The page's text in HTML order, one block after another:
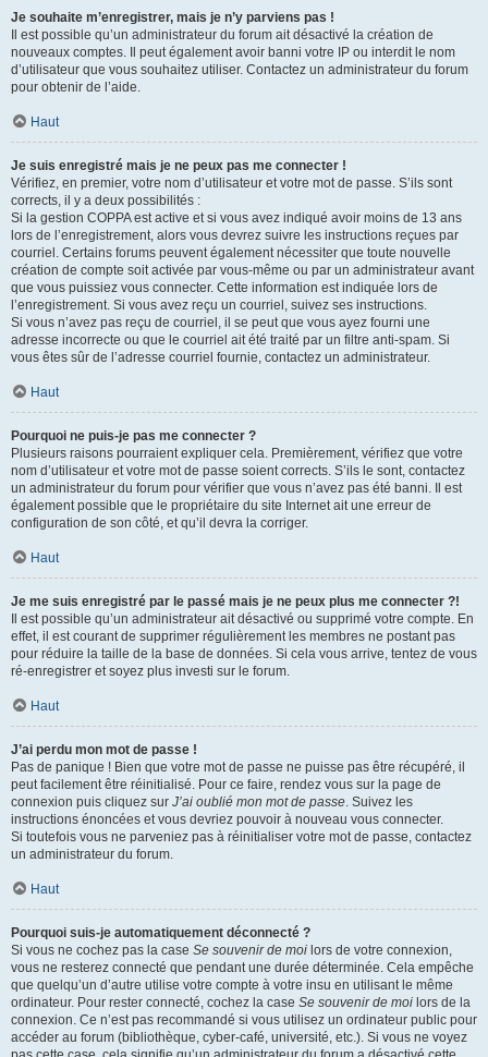
Je souhaite m’enregistrer, mais je n’y parviens pas !
Il est possible qu’un administrateur du forum ait désactivé la création de
nouveaux comptes. Il peut également avoir banni votre IP ou interdit le nom
d’utilisateur que vous souhaitez utiliser. Contactez un administrateur du forum
pour obtenir de l’aide.
Haut
Je suis enregistré mais je ne peux pas me connecter !
Vérifiez, en premier, votre nom d’utilisateur et votre mot de passe. S’ils sont
corrects, il y a deux possibilités :
Si la gestion COPPA est active et si vous avez indiqué avoir moins de 13 ans
lors de l’enregistrement, alors vous devrez suivre les instructions reçues par
courriel. Certains forums peuvent également nécessiter que toute nouvelle
création de compte soit activée par vous-même ou par un administrateur avant
que vous puissiez vous connecter. Cette information est indiquée lors de
l’enregistrement. Si vous avez reçu un courriel, suivez ses instructions.
Si vous n’avez pas reçu de courriel, il se peut que vous ayez fourni une
adresse incorrecte ou que le courriel ait été traité par un filtre anti-spam. Si
vous êtes sûr de l’adresse courriel fournie, contactez un administrateur.
Haut
Pourquoi ne puis-je pas me connecter ?
Plusieurs raisons pourraient expliquer cela. Premièrement, vérifiez que votre
nom d’utilisateur et votre mot de passe soient corrects. S’ils le sont, contactez
un administrateur du forum pour vérifier que vous n’avez pas été banni. Il est
également possible que le propriétaire du site Internet ait une erreur de
configuration de son côté, et qu’il devra la corriger.
Haut
Je me suis enregistré par le passé mais je ne peux plus me connecter ?!
Il est possible qu’un administrateur ait désactivé ou supprimé votre compte. En
effet, il est courant de supprimer régulièrement les membres ne postant pas
pour réduire la taille de la base de données. Si cela vous arrive, tentez de vous
ré-enregistrer et soyez plus investi sur le forum.
Haut
J’ai perdu mon mot de passe !
Pas de panique ! Bien que votre mot de passe ne puisse pas être récupéré, il
peut facilement être réinitialisé. Pour ce faire, rendez vous sur la page de
connexion puis cliquez sur J’ai oublié mon mot de passe. Suivez les
instructions énoncées et vous devriez pouvoir à nouveau vous connecter.
Si toutefois vous ne parveniez pas à réinitialiser votre mot de passe, contactez
un administrateur du forum.
Haut
Pourquoi suis-je automatiquement déconnecté ?
Si vous ne cochez pas la case Se souvenir de moi lors de votre connexion,
vous ne resterez connecté que pendant une durée déterminée. Cela empêche
que quelqu’un d’autre utilise votre compte à votre insu en utilisant le même
ordinateur. Pour rester connecté, cochez la case Se souvenir de moi lors de la
connexion. Ce n’est pas recommandé si vous utilisez un ordinateur public pour
accéder au forum (bibliothèque, cyber-café, université, etc.). Si vous ne voyez